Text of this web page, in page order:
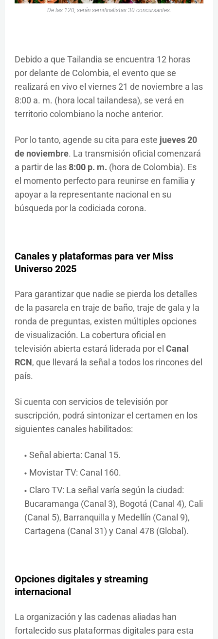
De las 120, serán semifinalistas 30 concursantes.
Debido a que Tailandia se encuentra 12 horas
por delante de Colombia, el evento que se
realizará en vivo el viernes 21 de noviembre a las
8:00 a. m. (hora local tailandesa), se verá en
territorio colombiano la noche anterior.
Por lo tanto, agende su cita para este jueves 20
de noviembre. La transmisión oficial comenzará
a partir de las 8:00 p. m. (hora de Colombia). Es
el momento perfecto para reunirse en familia y
apoyar a la representante nacional en su
búsqueda por la codiciada corona.
Canales y plataformas para ver Miss
Universo 2025
Para garantizar que nadie se pierda los detalles
de la pasarela en traje de baño, traje de gala y la
ronda de preguntas, existen múltiples opciones
de visualización. La cobertura oficial en
televisión abierta estará liderada por el Canal
RCN, que llevará la señal a todos los rincones del
país.
Si cuenta con servicios de televisión por
suscripción, podrá sintonizar el certamen en los
siguientes canales habilitados:
Señal abierta: Canal 15.
Movistar TV: Canal 160.
Claro TV: La señal varía según la ciudad:
Bucaramanga (Canal 3), Bogotá (Canal 4), Cali
(Canal 5), Barranquilla y Medellín (Canal 9),
Cartagena (Canal 31) y Canal 478 (Global).
Opciones digitales y streaming
internacional
La organización y las cadenas aliadas han
fortalecido sus plataformas digitales para esta